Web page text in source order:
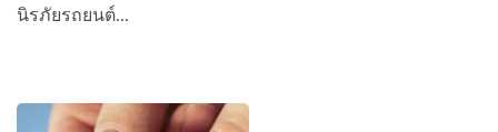
นิรภัยรถยนต์...